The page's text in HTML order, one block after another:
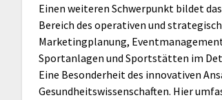
Einen weiteren Schwerpunkt bildet
Bereich des operativen und
Marketingplanung,
Sportanlagen und Sportstätten im
Eine Besonderheit des innovativen
Gesundheitswissenschaften. Hier